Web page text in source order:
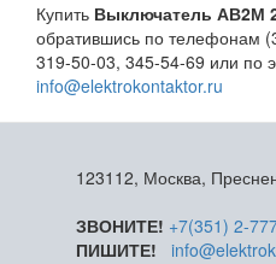
Купить Выключатель АВ2М
обратившись по телефонам
319-50-03, 345-54-69 или по
info@elektrokontaktor.ru
123112, Москва,
ЗВОНИТЕ! +7(351) 2-
ПИШИТЕ!